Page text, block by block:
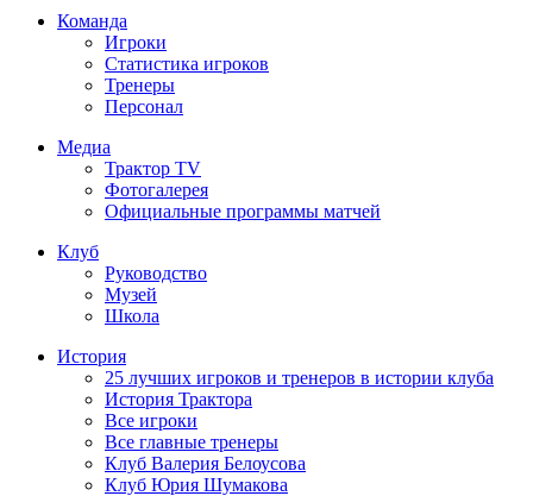
Команда
Игроки
Статистика игроков
Тренеры
Персонал
Медиа
Трактор TV
Фотогалерея
Официальные программы матчей
Клуб
Руководство
Музей
Школа
История
25 лучших игроков и тренеров в истории клуба
История Трактора
Все игроки
Все главные тренеры
Клуб Валерия Белоусова
Клуб Юрия Шумакова